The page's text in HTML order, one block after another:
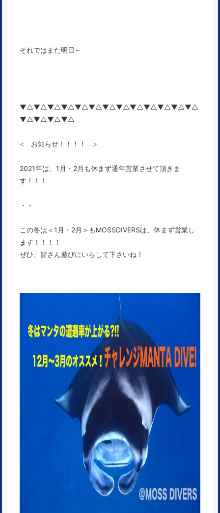
それではまた明日～
▼△▼△▼△▼△▼△▼△▼△▼△▼△▼△▼△▼△▼△
▼△▼△▼△▼△
< お知らせ！！！！ >
2021年は、1月・2月も休まず通年営業させて頂きま
す！！！
・・
この冬は＜1月・2月＞もMOSSDIVERSは、休まず営業し
ます！！！！
ぜひ、皆さん遊びにいらして下さいね！